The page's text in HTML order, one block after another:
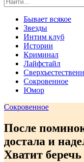
Бывает всякое
Звезды
Интим клуб
Истории
Криминал
Лайфстайл
Сокровенное
Юмор
Сокровенное
После
достала и
Хватит беречь